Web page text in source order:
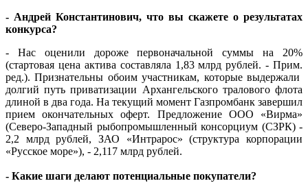
- Андрей Константинович, что вы скажете о результатах
конкурса?
- Нас оценили дороже первоначальной суммы на 20%
(стартовая цена актива составляла 1,83 млрд рублей. - Прим.
ред.). Признательны обоим участникам, которые выдержали
долгий путь приватизации Архангельского тралового флота
длиной в два года. На текущий момент Газпромбанк завершил
прием окончательных оферт. Предложение ООО «Вирма»
(Северо-Западный рыбопромышленный консорциум (СЗРК) -
2,2 млрд рублей, ЗАО «Интрарос» (структура корпорации
«Русское море»), - 2,117 млрд рублей.
- Какие шаги делают потенциальные покупатели?